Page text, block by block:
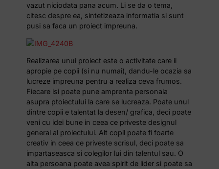
vazut niciodata pana acum. Li se da o tema,
citesc despre ea, sintetizeaza informatia si sunt
pusi sa faca un proiect impreuna.
Realizarea unui proiect este o activitate care ii
apropie pe copii (si nu numai), dandu-le ocazia sa
lucreze impreuna pentru a realiza ceva frumos.
Fiecare isi poate pune amprenta personala
asupra ptoiectului la care se lucreaza. Poate unul
dintre copii e talentat la desen/ grafica, deci poate
veni cu idei bune in ceea ce priveste designul
general al proiectului. Alt copil poate fi foarte
creativ in ceea ce priveste scrisul, deci poate sa
impartaseasca si colegilor lui din talentul sau. O
alta persoana poate avea spirit de lider si poate sa